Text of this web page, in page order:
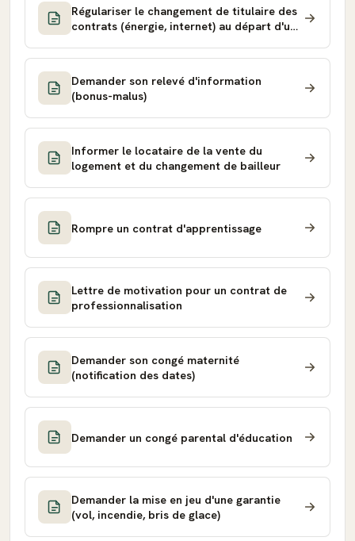
Régulariser le changement de titulaire des
contrats (énergie, internet) au départ d'un
Demander son relevé d'information
(bonus-malus)
Informer le locataire de la vente du
logement et du changement de bailleur
Rompre un contrat d'apprentissage
Lettre de motivation pour un contrat de
professionnalisation
Demander son congé maternité
(notification des dates)
Demander un congé parental d'éducation
Demander la mise en jeu d'une garantie
(vol, incendie, bris de glace)